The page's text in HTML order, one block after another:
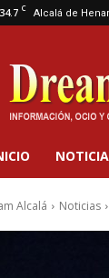
34.7 C Alcalá de
Dream
Alcalá
Alcalá Noticias